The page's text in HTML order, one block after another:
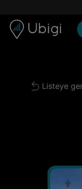
Back to list
Listeye